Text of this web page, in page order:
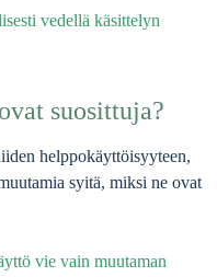
vedellä käsittelyn
suosittuja?
helppokäyttöisyyteen,
syitä, miksi ne ovat
vie vain muutaman